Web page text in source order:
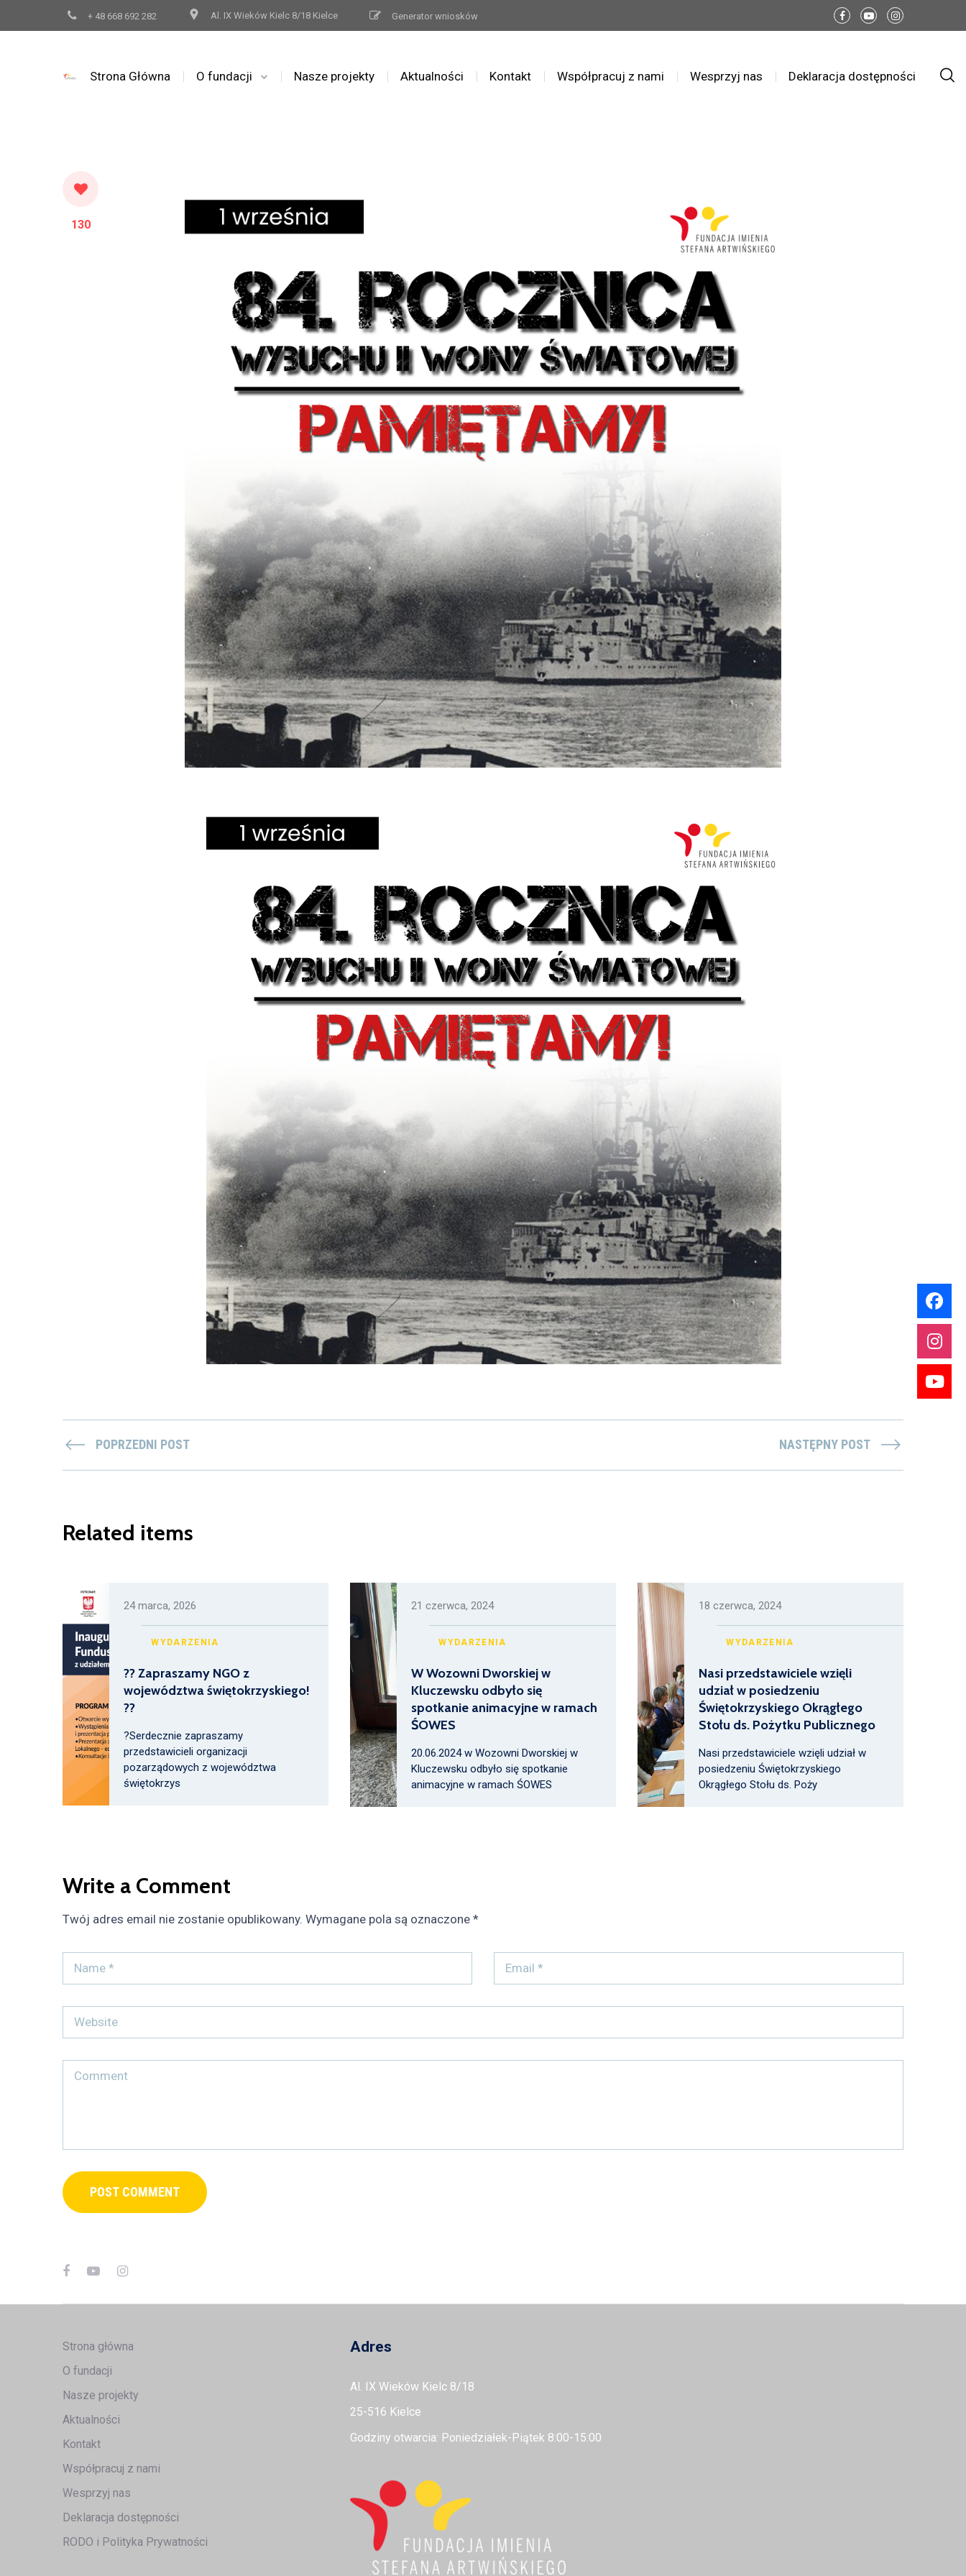
+ 48 668 692 282 Al. IX Wieków Kielc 8/18 Kielce Generator wniosków
Strona Główna O fundacji Nasze projekty Aktualności Kontakt Współpracuj z nami Wesprzyj nas Deklaracja dostępności
130
POPRZEDNI POST NASTĘPNY POST
Related items
24 marca, 2026
WYDARZENIA
?? Zapraszamy NGO z
województwa świętokrzyskiego!
??
?Serdecznie zapraszamy
przedstawicieli organizacji
pozarządowych z województwa
świętokrzys
21 czerwca, 2024
WYDARZENIA
W Wozowni Dworskiej w
Kluczewsku odbyło się
spotkanie animacyjne w ramach
ŚOWES
20.06.2024 w Wozowni Dworskiej w
Kluczewsku odbyło się spotkanie
animacyjne w ramach ŚOWES
18 czerwca, 2024
WYDARZENIA
Nasi przedstawiciele wzięli
udział w posiedzeniu
Świętokrzyskiego Okrągłego
Stołu ds. Pożytku Publicznego
Nasi przedstawiciele wzięli udział w
posiedzeniu Świętokrzyskiego
Okrągłego Stołu ds. Poży
Write a Comment
Twój adres email nie zostanie opublikowany. Wymagane pola są oznaczone *
Strona główna
O fundacji
Nasze projekty
Aktualności
Kontakt
Współpracuj z nami
Wesprzyj nas
Deklaracja dostępności
RODO i Polityka Prywatności
Adres
Al. IX Wieków Kielc 8/18
25-516 Kielce
Godziny otwarcia: Poniedziałek-Piątek 8:00-15:00